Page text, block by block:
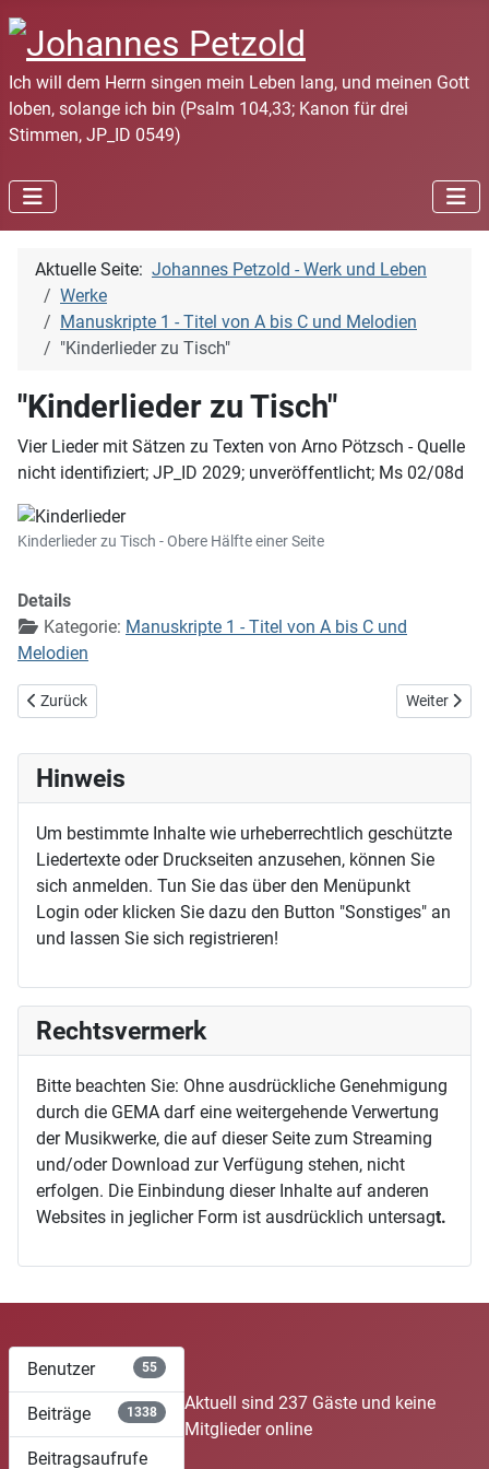
Ich will dem Herrn singen mein Leben lang, und meinen Gott
loben, solange ich bin (Psalm 104,33; Kanon für drei
Stimmen, JP_ID 0549)
Aktuelle Seite: Johannes Petzold - Werk und Leben
Werke
Manuskripte 1 - Titel von A bis C und Melodien
"Kinderlieder zu Tisch"
"Kinderlieder zu Tisch"
Vier Lieder mit Sätzen zu Texten von Arno Pötzsch - Quelle
nicht identifiziert; JP_ID 2029; unveröffentlicht; Ms 02/08d
Kinderlieder zu Tisch - Obere Hälfte einer Seite
Details
Kategorie: Manuskripte 1 - Titel von A bis C und
Melodien
Vorheriger Beitrag: "Für Klavier"
Zurück Nächster
Weiter
Hinweis
Um bestimmte Inhalte wie urheberrechtlich geschützte
Liedertexte oder Druckseiten anzusehen, können Sie
sich anmelden. Tun Sie das über den Menüpunkt
Login oder klicken Sie dazu den Button "Sonstiges" an
und lassen Sie sich registrieren!
Rechtsvermerk
Bitte beachten Sie: Ohne ausdrückliche Genehmigung
durch die GEMA darf eine weitergehende Verwertung
der Musikwerke, die auf dieser Seite zum Streaming
und/oder Download zur Verfügung stehen, nicht
erfolgen. Die Einbindung dieser Inhalte auf anderen
Websites in jeglicher Form ist ausdrücklich untersagt.
Benutzer 55
Beiträge 1338
Beitragsaufrufe
Aktuell sind 237 Gäste und keine
Mitglieder online